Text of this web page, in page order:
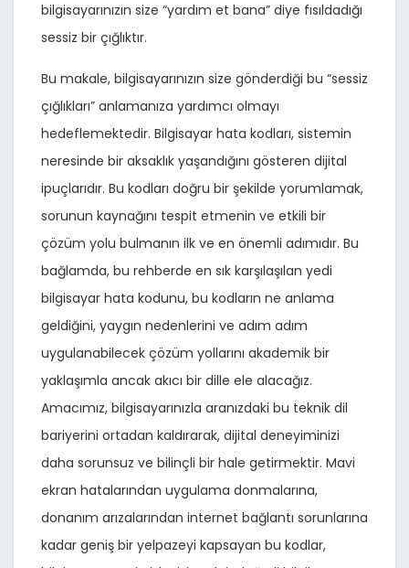
bilgisayarınızın size “yardım et bana” diye fısıldadığı
sessiz bir çığlıktır.
Bu makale, bilgisayarınızın size gönderdiği bu “sessiz
çığlıkları” anlamanıza yardımcı olmayı
hedeflemektedir. Bilgisayar hata kodları, sistemin
neresinde bir aksaklık yaşandığını gösteren dijital
ipuçlarıdır. Bu kodları doğru bir şekilde yorumlamak,
sorunun kaynağını tespit etmenin ve etkili bir
çözüm yolu bulmanın ilk ve en önemli adımıdır. Bu
bağlamda, bu rehberde en sık karşılaşılan yedi
bilgisayar hata kodunu, bu kodların ne anlama
geldiğini, yaygın nedenlerini ve adım adım
uygulanabilecek çözüm yollarını akademik bir
yaklaşımla ancak akıcı bir dille ele alacağız.
Amacımız, bilgisayarınızla aranızdaki bu teknik dil
bariyerini ortadan kaldırarak, dijital deneyiminizi
daha sorunsuz ve bilinçli bir hale getirmektir. Mavi
ekran hatalarından uygulama donmalarına,
donanım arızalarından internet bağlantı sorunlarına
kadar geniş bir yelpazeyi kapsayan bu kodlar,